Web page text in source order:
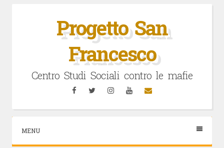
Progetto San
Francesco
Centro Studi Sociali contro le mafie
FacebookTwitterInstagramYouTubeEmail
MENU